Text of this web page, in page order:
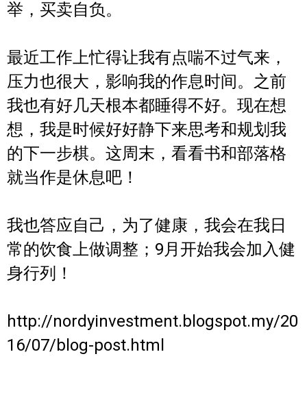
举，买卖自负。
最近工作上忙得让我有点喘不过气来，
压力也很大，影响我的作息时间。之前
我也有好几天根本都睡得不好。现在想
想，我是时候好好静下来思考和规划我
的下一步棋。这周末，看看书和部落格
就当作是休息吧！
我也答应自己，为了健康，我会在我日
常的饮食上做调整；9月开始我会加入健
身行列！
http://nordyinvestment.blogspot.my/20
16/07/blog-post.html